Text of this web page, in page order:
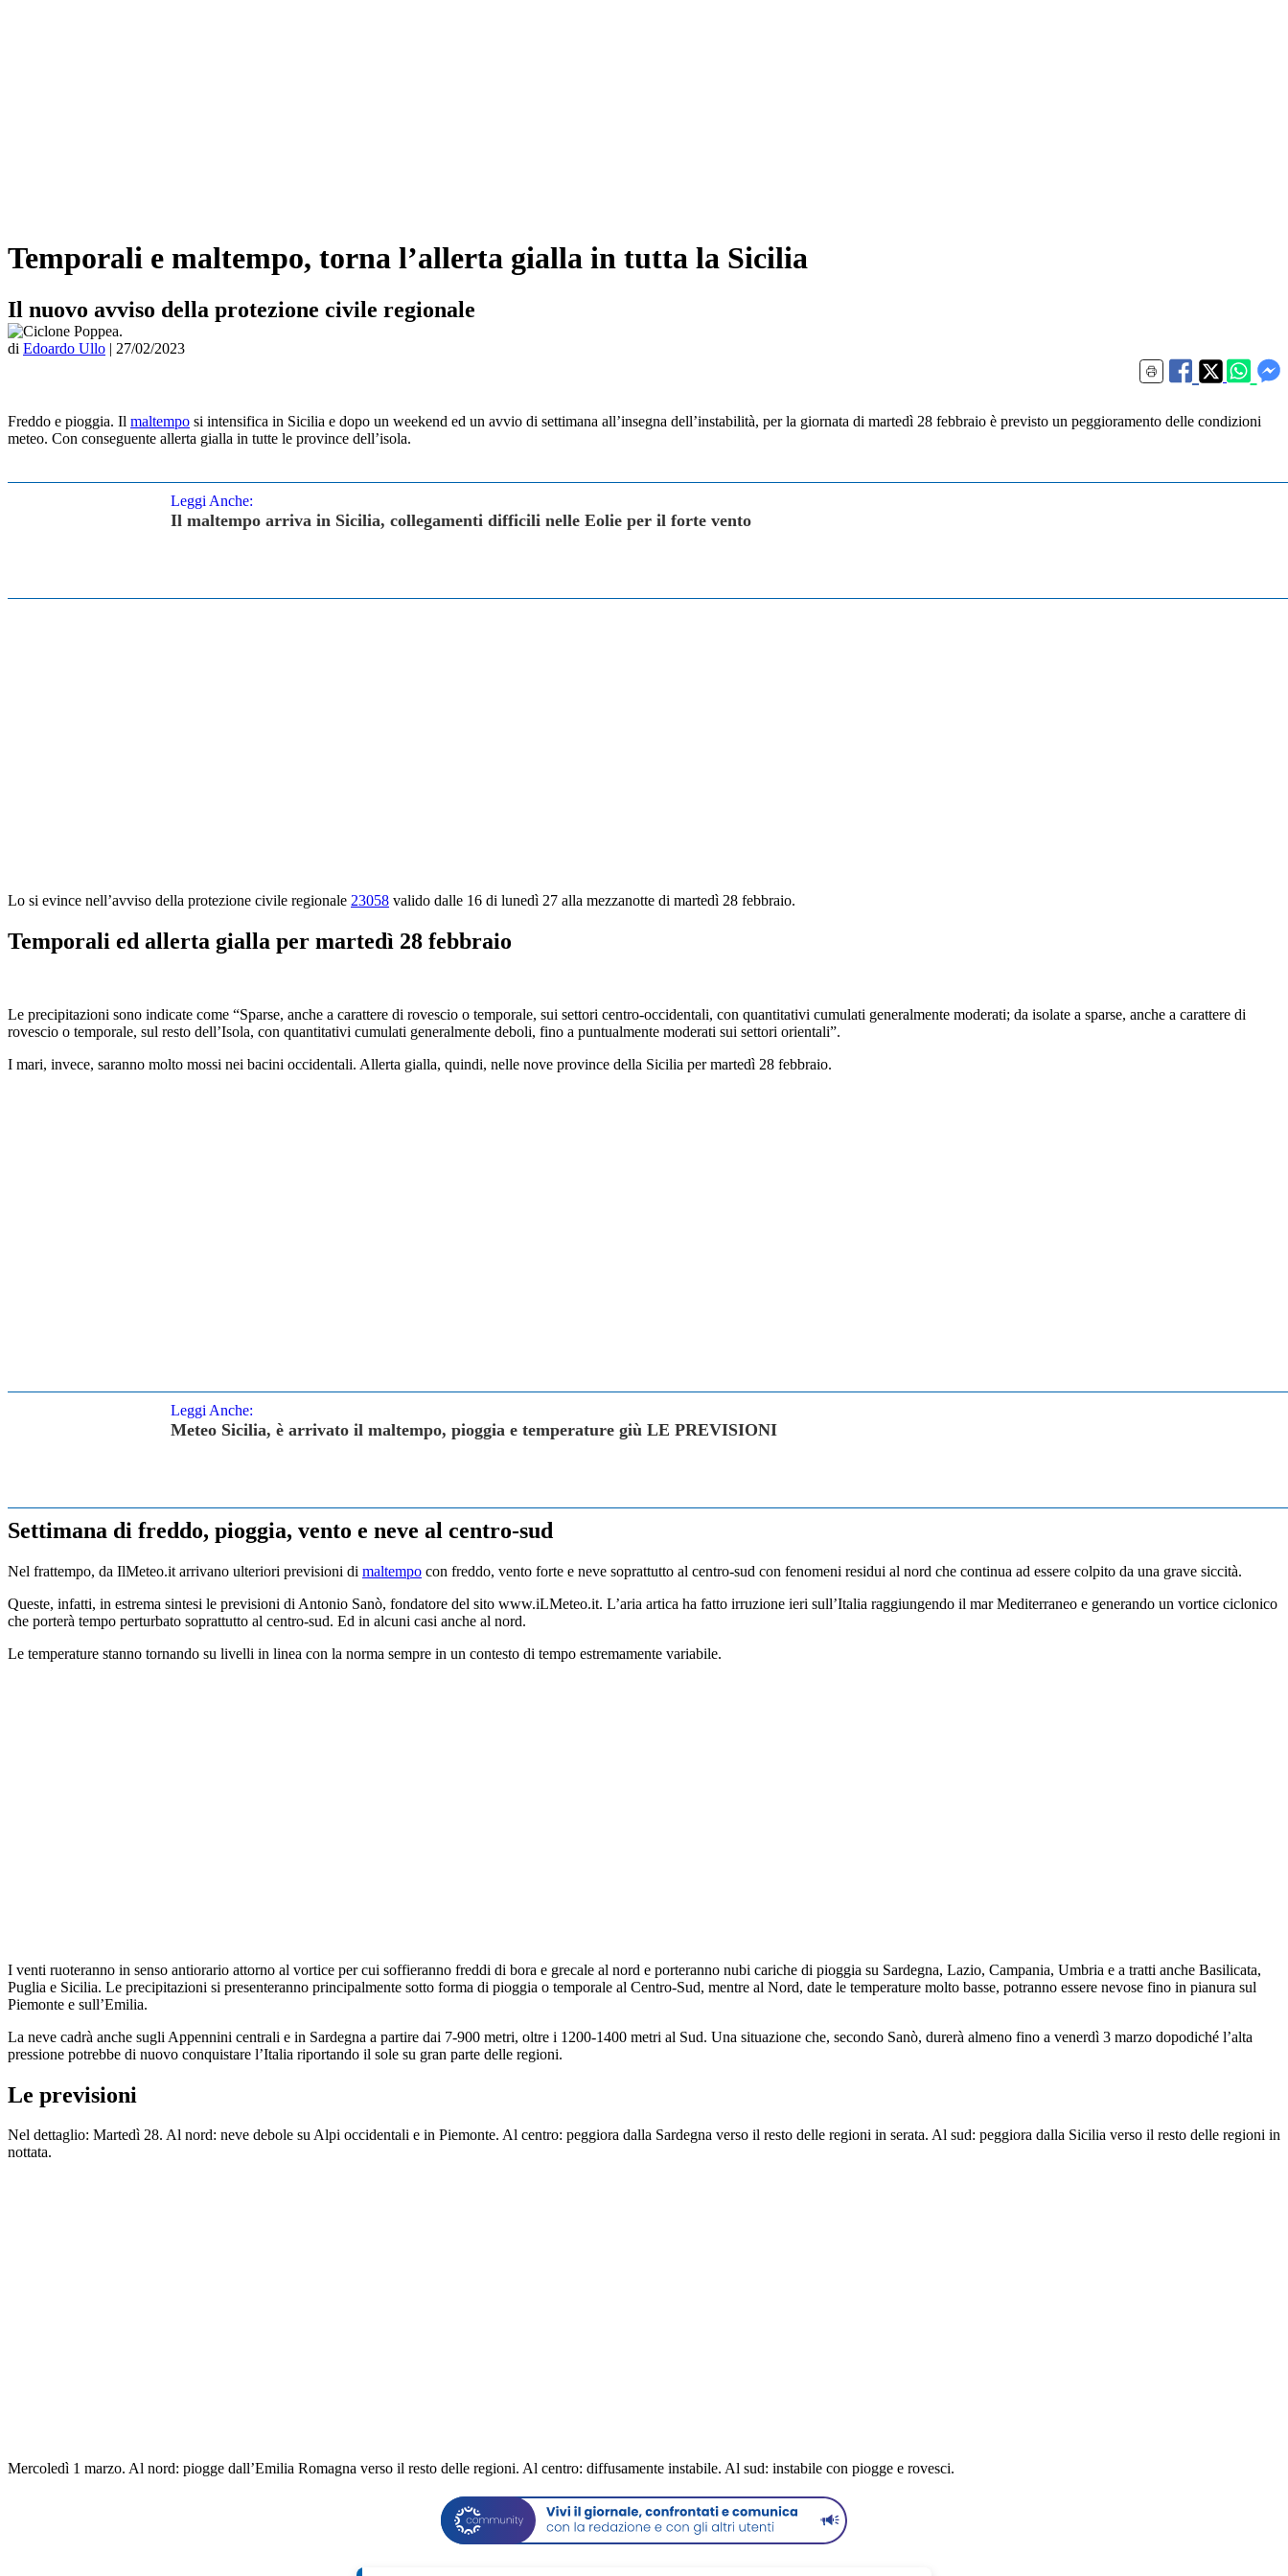
Temporali e maltempo, torna l’allerta gialla in tutta la Sicilia
Il nuovo avviso della protezione civile regionale
di Edoardo Ullo | 27/02/2023
Freddo e pioggia. Il maltempo si intensifica in Sicilia e dopo un weekend ed un avvio di settimana all’insegna dell’instabilità, per la giornata di martedì 28 febbraio è previsto un peggioramento delle condizioni
meteo. Con conseguente allerta gialla in tutte le province dell’isola.
Leggi Anche:
Il maltempo arriva in Sicilia, collegamenti difficili nelle Eolie per il forte vento
Lo si evince nell’avviso della protezione civile regionale 23058 valido dalle 16 di lunedì 27 alla mezzanotte di martedì 28 febbraio.
Temporali ed allerta gialla per martedì 28 febbraio
Le precipitazioni sono indicate come “Sparse, anche a carattere di rovescio o temporale, sui settori centro-occidentali, con quantitativi cumulati generalmente moderati; da isolate a sparse, anche a carattere di
rovescio o temporale, sul resto dell’Isola, con quantitativi cumulati generalmente deboli, fino a puntualmente moderati sui settori orientali”.
I mari, invece, saranno molto mossi nei bacini occidentali. Allerta gialla, quindi, nelle nove province della Sicilia per martedì 28 febbraio.
Leggi Anche:
Meteo Sicilia, è arrivato il maltempo, pioggia e temperature giù LE PREVISIONI
Settimana di freddo, pioggia, vento e neve al centro-sud
Nel frattempo, da IlMeteo.it arrivano ulteriori previsioni di maltempo con freddo, vento forte e neve soprattutto al centro-sud con fenomeni residui al nord che continua ad essere colpito da una grave siccità.
Queste, infatti, in estrema sintesi le previsioni di Antonio Sanò, fondatore del sito www.iLMeteo.it. L’aria artica ha fatto irruzione ieri sull’Italia raggiungendo il mar Mediterraneo e generando un vortice ciclonico
che porterà tempo perturbato soprattutto al centro-sud. Ed in alcuni casi anche al nord.
Le temperature stanno tornando su livelli in linea con la norma sempre in un contesto di tempo estremamente variabile.
I venti ruoteranno in senso antiorario attorno al vortice per cui soffieranno freddi di bora e grecale al nord e porteranno nubi cariche di pioggia su Sardegna, Lazio, Campania, Umbria e a tratti anche Basilicata,
Puglia e Sicilia. Le precipitazioni si presenteranno principalmente sotto forma di pioggia o temporale al Centro-Sud, mentre al Nord, date le temperature molto basse, potranno essere nevose fino in pianura sul
Piemonte e sull’Emilia.
La neve cadrà anche sugli Appennini centrali e in Sardegna a partire dai 7-900 metri, oltre i 1200-1400 metri al Sud. Una situazione che, secondo Sanò, durerà almeno fino a venerdì 3 marzo dopodiché l’alta
pressione potrebbe di nuovo conquistare l’Italia riportando il sole su gran parte delle regioni.
Le previsioni
Nel dettaglio: Martedì 28. Al nord: neve debole su Alpi occidentali e in Piemonte. Al centro: peggiora dalla Sardegna verso il resto delle regioni in serata. Al sud: peggiora dalla Sicilia verso il resto delle regioni in
nottata.
Mercoledì 1 marzo. Al nord: piogge dall’Emilia Romagna verso il resto delle regioni. Al centro: diffusamente instabile. Al sud: instabile con piogge e rovesci.